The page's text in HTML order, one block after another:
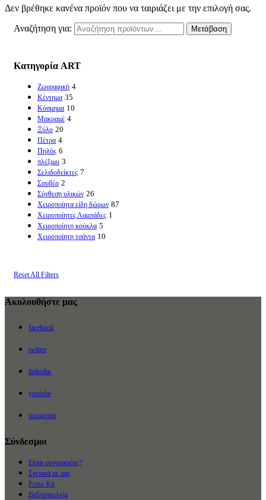
Δεν βρέθηκε κανένα προϊόν που να ταιριάζει με την επιλογή σας.
Αναζήτηση για:
Μετάβαση
Κατηγορία ART
Ζωγραφική 4
Κέντημα 35
Κόσμημα 10
Μακραμέ 4
Ξύλο 20
Πέτρα 4
Πηλός 6
πλέξιμο 3
Σελιδοδείκτες 7
Σουβέρ 2
Σύνθεση υλικών 26
Χειροποίητα είδη δώρων 87
Χειροποίητες Λαμπάδες 1
Χειροποίητη κούκλα 5
Χειροποίητη τσάντα 10
Reset All Filters
Ακολουθήστε μας
facebook
twitter
linkedin
youtube
instagram
Σύνδεσμοι
Είσαι συγγραφέας?
Σχετικά με μας
Press Kit
Βιβλιοπωλεία